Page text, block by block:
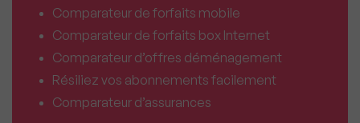
Comparateur de forfaits mobile
Comparateur de forfaits box Internet
Comparateur d’offres déménagement
Résiliez vos abonnements facilement
Comparateur d’assurances